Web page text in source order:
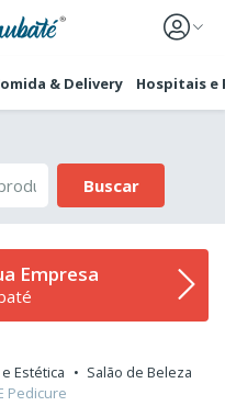
& Delivery Hospitais e
Buscar
Empresa
Estética
Salão de Beleza
Pedicure